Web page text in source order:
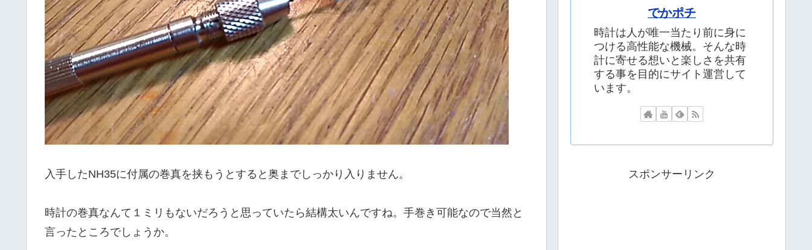
入手したNH35に付属の巻真を挟もうとすると奥までしっかり入りません。
時計の巻真なんて１ミリもないだろうと思っていたら結構太いんですね。手巻き可能なので当然と
言ったところでしょうか。
でかポチ
時計は人が唯一当たり前に身に
つける高性能な機械。そんな時
計に寄せる想いと楽しさを共有
する事を目的にサイト運営して
います。
スポンサーリンク